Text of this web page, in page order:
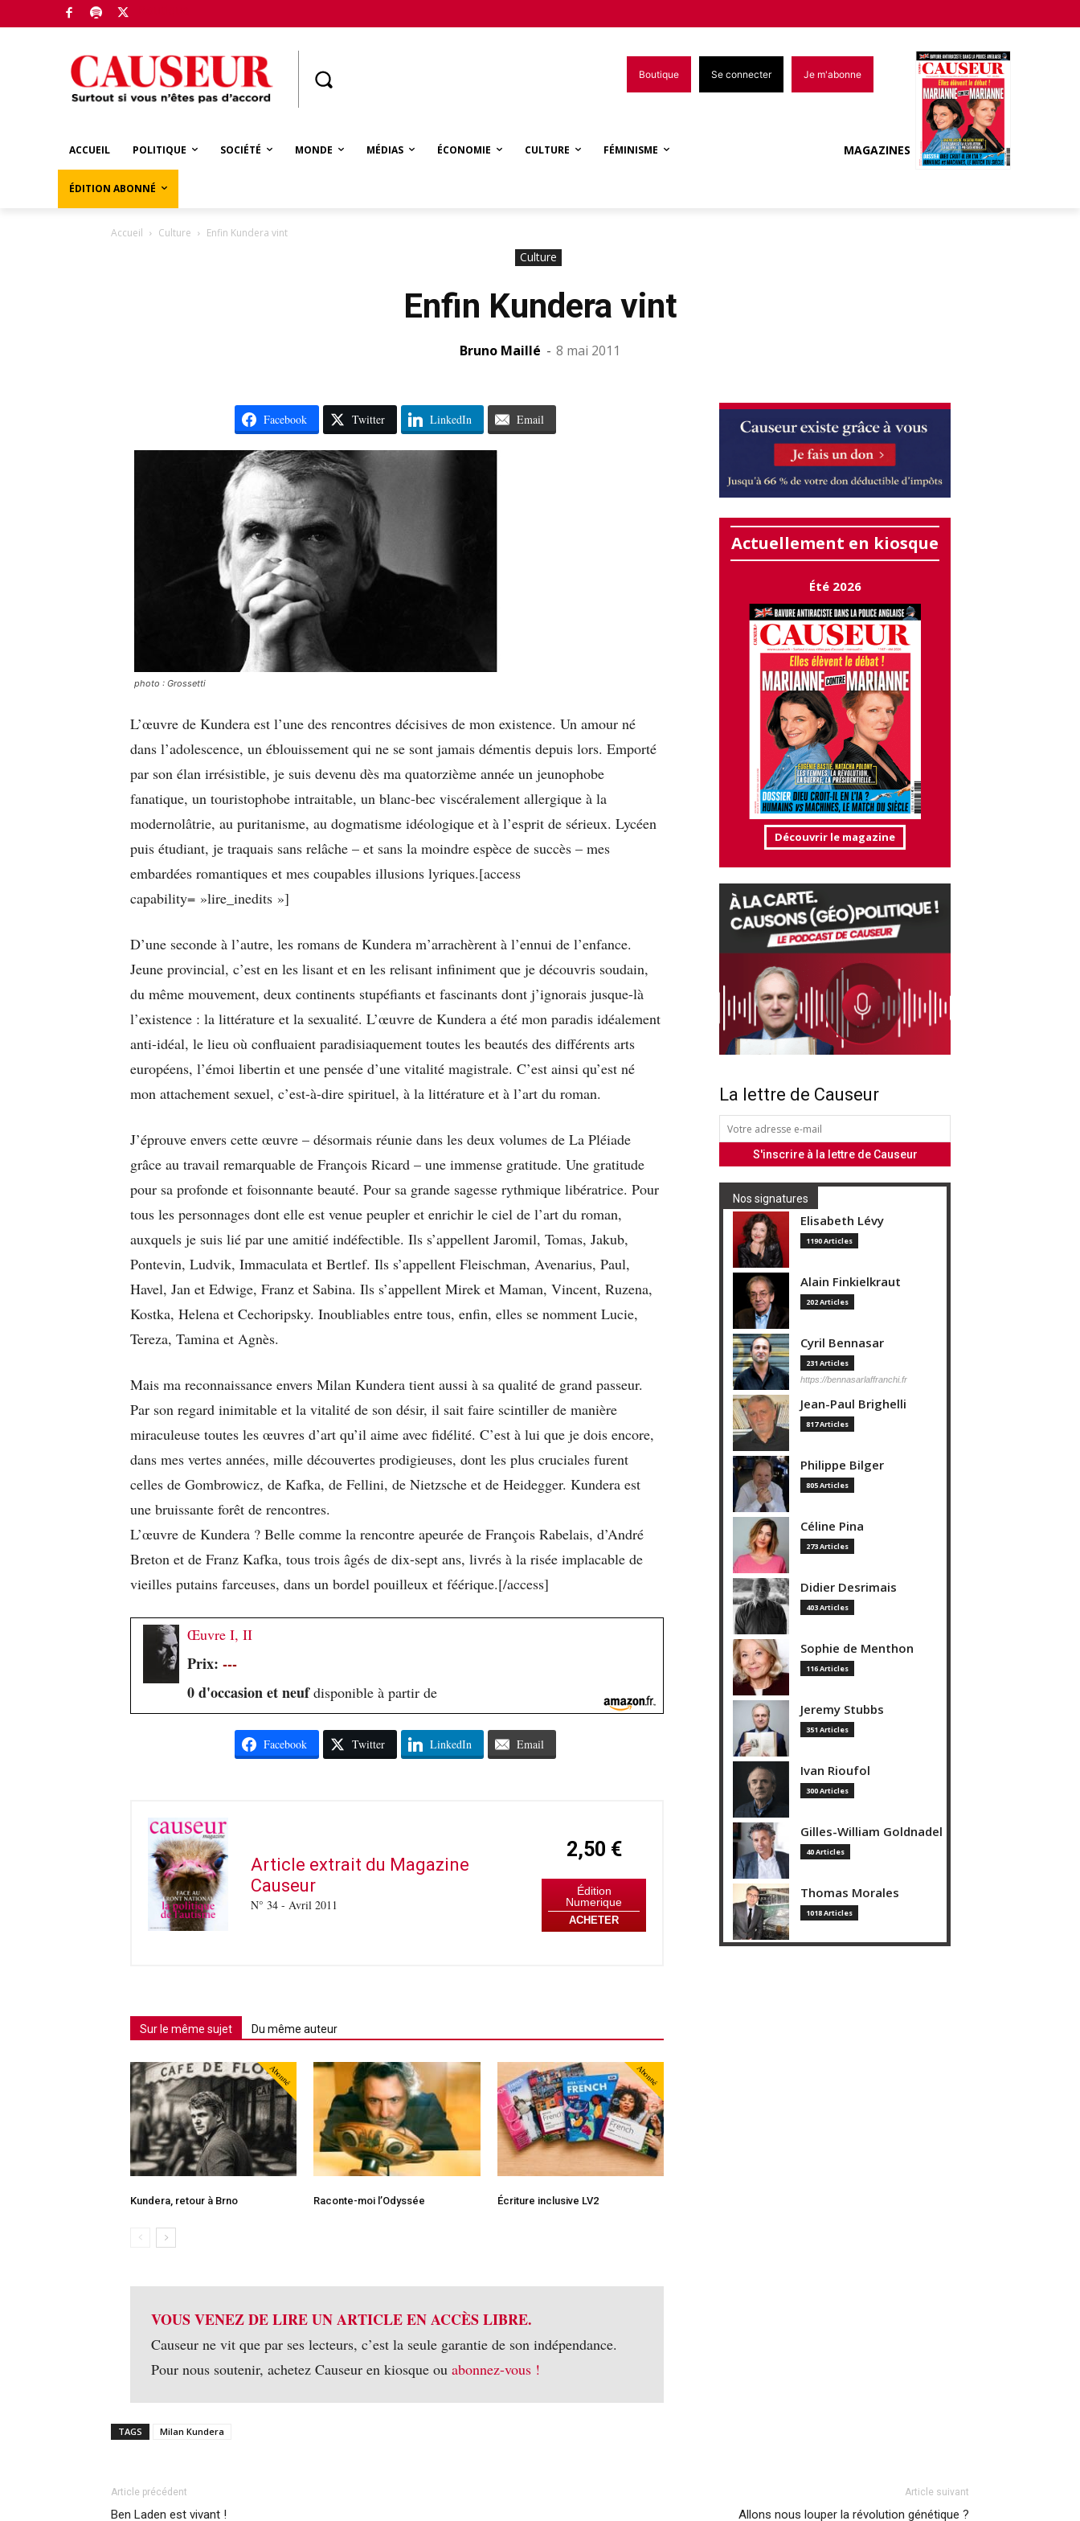
Boutique Se connecter Je m'abonne
ACCUEIL POLITIQUE SOCIÉTÉ MONDE MÉDIAS ÉCONOMIE CULTURE FÉMINISME
ÉDITION ABONNÉ
MAGAZINES
Accueil Culture Enfin Kundera vint
Culture
Enfin Kundera vint
Bruno Maillé - 8 mai 2011
Facebook Twitter LinkedIn Email
photo : Grossetti
L’œuvre de Kundera est l’une des rencontres décisives de mon existence. Un amour né
dans l’adolescence, un éblouissement qui ne se sont jamais démentis depuis lors. Emporté
par son élan irrésistible, je suis devenu dès ma quatorzième année un jeunophobe
fanatique, un touristophobe intraitable, un blanc-bec viscéralement allergique à la
modernolâtrie, au puritanisme, au dogmatisme idéologique et à l’esprit de sérieux. Lycéen
puis étudiant, je traquais sans relâche – et sans la moindre espèce de succès – mes
embardées romantiques et mes coupables illusions lyriques.[access
capability= »lire_inedits »]
D’une seconde à l’autre, les romans de Kundera m’arrachèrent à l’ennui de l’enfance.
Jeune provincial, c’est en les lisant et en les relisant infiniment que je découvris soudain,
du même mouvement, deux continents stupéfiants et fascinants dont j’ignorais jusque-là
l’existence : la littérature et la sexualité. L’œuvre de Kundera a été mon paradis idéalement
anti-idéal, le lieu où confluaient paradisiaquement toutes les beautés des différents arts
européens, l’émoi libertin et une pensée d’une vitalité magistrale. C’est ainsi qu’est né
mon attachement sexuel, c’est-à-dire spirituel, à la littérature et à l’art du roman.
J’éprouve envers cette œuvre – désormais réunie dans les deux volumes de La Pléiade
grâce au travail remarquable de François Ricard – une immense gratitude. Une gratitude
pour sa profonde et foisonnante beauté. Pour sa grande sagesse rythmique libératrice. Pour
tous les personnages dont elle est venue peupler et enrichir le ciel de l’art du roman,
auxquels je suis lié par une amitié indéfectible. Ils s’appellent Jaromil, Tomas, Jakub,
Pontevin, Ludvik, Immaculata et Bertlef. Ils s’appellent Fleischman, Avenarius, Paul,
Havel, Jan et Edwige, Franz et Sabina. Ils s’appellent Mirek et Maman, Vincent, Ruzena,
Kostka, Helena et Cechoripsky. Inoubliables entre tous, enfin, elles se nomment Lucie,
Tereza, Tamina et Agnès.
Mais ma reconnaissance envers Milan Kundera tient aussi à sa qualité de grand passeur.
Par son regard inimitable et la vitalité de son désir, il sait faire scintiller de manière
miraculeuse toutes les œuvres d’art qu’il aime avec fidélité. C’est à lui que je dois encore,
dans mes vertes années, mille découvertes prodigieuses, dont les plus cruciales furent
celles de Gombrowicz, de Kafka, de Fellini, de Nietzsche et de Heidegger. Kundera est
une bruissante forêt de rencontres.
L’œuvre de Kundera ? Belle comme la rencontre apeurée de François Rabelais, d’André
Breton et de Franz Kafka, tous trois âgés de dix-sept ans, livrés à la risée implacable de
vieilles putains farceuses, dans un bordel pouilleux et féérique.[/access]
Œuvre I, II
Prix: ---
0 d'occasion et neufdisponible à partir de
Facebook Twitter LinkedIn Email
Article extrait du Magazine
Causeur
N° 34 - Avril 2011
2,50 €
Édition
Numerique
ACHETER
Sur le même sujet Du même auteur
Abonné
Kundera, retour à Brno Raconte-moi l’Odyssée
Abonné
Écriture inclusive LV2
VOUS VENEZ DE LIRE UN ARTICLE EN ACCÈS LIBRE.
Causeur ne vit que par ses lecteurs, c’est la seule garantie de son indépendance.
Pour nous soutenir, achetez Causeur en kiosque ou abonnez-vous !
Actuellement en kiosque
Été 2026
Découvrir le magazine
La lettre de Causeur
Nos signatures
Elisabeth Lévy
1190 Articles
Alain Finkielkraut
202 Articles
Cyril Bennasar
231 Articles
https://bennasarlaffranchi.fr
Jean-Paul Brighelli
817 Articles
Philippe Bilger
805 Articles
Céline Pina
273 Articles
Didier Desrimais
403 Articles
Sophie de Menthon
116 Articles
Jeremy Stubbs
351 Articles
Ivan Rioufol
300 Articles
Gilles-William Goldnadel
40 Articles
Thomas Morales
1018 Articles
TAGS Milan Kundera
Article précédent
Ben Laden est vivant !
Article suivant
Allons nous louper la révolution génétique ?